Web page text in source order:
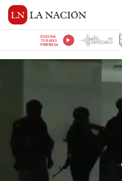
ESCUCHÁ
TU RADIO
PREFERIDA